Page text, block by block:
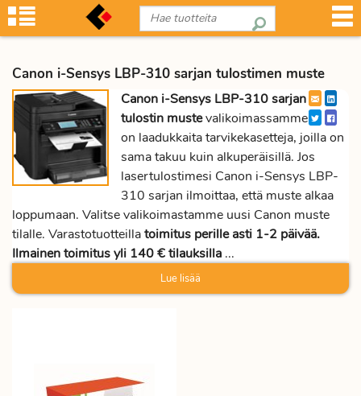
Canon i-Sensys LBP-310 sarjan tulostimen muste
Canon i-Sensys LBP-310 sarjan
tulostin mustevalikoimassamme
on laadukkaita tarvikekasetteja, joilla on
sama takuu kuin alkuperäisillä. Jos
lasertulostimesi Canon i-Sensys LBP-
310 sarjan ilmoittaa, että muste alkaa
loppumaan. Valitse valikoimastamme uusi Canon muste
tilalle. Varastotuotteillatoimitus perille asti 1-2 päivää.
Ilmainen toimitus yli 140 € tilauksilla ...
Lue lisää